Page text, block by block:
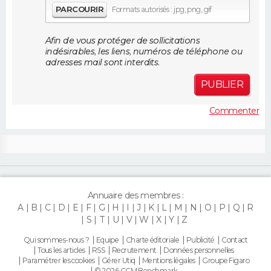
PARCOURIR Formats autorisés : jpg, png, gif
Afin de vous protéger de sollicitations
indésirables, les liens, numéros de téléphone ou
adresses mail sont interdits.
PUBLIER
Commenter
Annuaire des membres :
A
B C D E F G H I J K L M N O P Q
R
S
T U V W X Y Z
Qui sommes-nous ? Equipe Charte éditoriale Publicité
Contact
Tous les articles
RSS Recrutement
Données personnelles
Paramétrer les cookies
Gérer Utiq Mentions légales
Groupe Figaro